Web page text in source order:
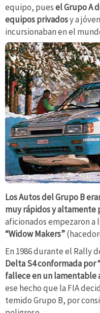
equipo, puesel Grupo A
equipos privadosy a
incursionaban en el
Los Autos del Grupo B
muy rápidos y altamente
aficionados empezaron a
“Widow Makers”
En 1986 durante el Rally
Delta S4 conformada por
fallece en un lamentable
ese hecho que la FIA
temido Grupo B, por